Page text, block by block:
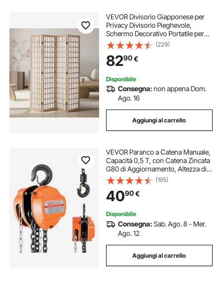
VEVOR Divisorio Giapponese per
Privacy Divisorio Pieghevole,
Schermo Decorativo Portatile per
Separazione Spazio con 4 Pannelli
Pieghevoli per Ufficio, Ristorante,
Camera da Letto
(229)
8290€
Disponibile
Consegna:non appena Dom.
Ago. 16
Aggiungi al carrello
VEVOR Paranco a Catena Manuale,
Capacità 0,5 T, con Catena Zincata
G80 di Aggiornamento, Altezza di
Sollevamento 3 m, Paranco a
Puleggia per Macchinari
Automobilistici da Magazzino,
Arancione
(195)
4090€
Disponibile
Consegna:Sab. Ago. 8 - Mer.
Ago. 12
Aggiungi al carrello